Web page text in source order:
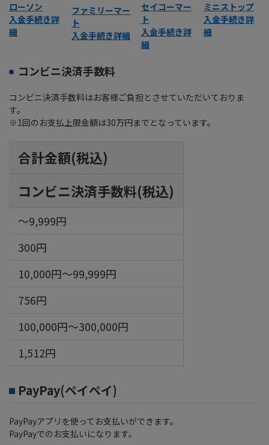
ローソン
入金手続き詳
細
ファミリーマー
ト
入金手続き詳細
セイコーマー
ト
入金手続き詳
細
ミニストップ
入金手続き詳
細
コンビニ決済手数料
コンビニ決済手数料はお客様ご負担とさせていただいておりま
す。
※1回のお支払上限金額は30万円までとなっています。
合計金額(税込)
コンビニ決済手数料(税込)
～9,999円
300円
10,000円～99,999円
756円
100,000円～300,000円
1,512円
PayPay(ペイペイ)
PayPayアプリを使ってお支払いができます。
PayPayでのお支払いになります。